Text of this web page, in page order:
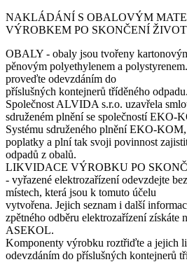
NAKLÁDÁNÍ S OBALOVÝM
VÝROBKEM PO SKONČENÍ
OBALY - obaly jsou tvořeny
pěnovým polyethylenem a
proveďte odevzdáním do
příslušných kontejnerů tříděného odpadu.
Společnost ALVIDA s.r.o. uzavřela
sdruženém plnění se společností EKO-
Systému sdruženého plnění EKO-
poplatky a plní tak svoji povinnost
odpadů z obalů.
LIKVIDACE VÝROBKU PO
- vyřazené elektrozařízení odevzdejte
místech, která jsou k tomuto účelu
vytvořena. Jejich seznam i další
zpětného odběru elektrozařízení získáte
ASEKOL.
Komponenty výrobku roztřiďte a jejich
odevzdáním do příslušných kontejnerů